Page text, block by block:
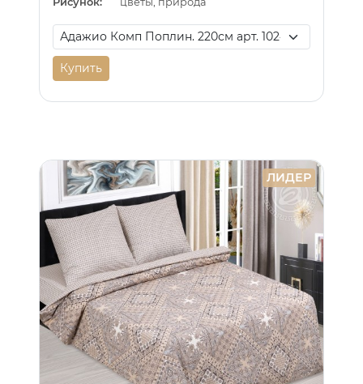
Купить
ЛИДЕР